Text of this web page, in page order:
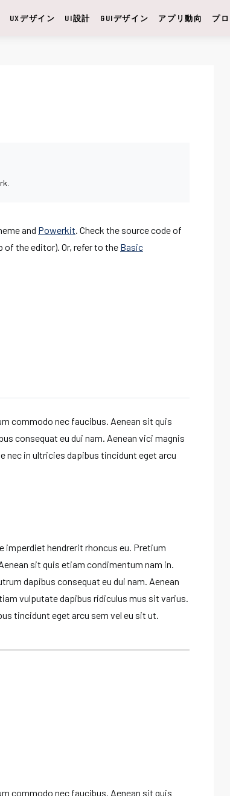
UXデザイン UI設計 GUIデザイン アプリ動向 プ
and Powerkit. Check the source code of
of the editor). Or, refer to the Basic
commodo nec faucibus. Aenean sit quis
consequat eu dui nam. Aenean vici magnis
nec in ultricies dapibus tincidunt eget arcu
imperdiet hendrerit rhoncus eu. Pretium
sit quis etiam condimentum nam in.
dapibus consequat eu dui nam. Aenean
vulputate dapibus ridiculus mus sit varius.
tincidunt eget arcu sem vel eu sit ut.
commodo nec faucibus. Aenean sit quis